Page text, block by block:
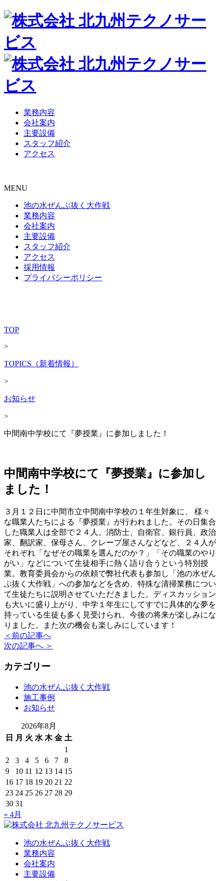
業務内容
会社案内
主要設備
スタッフ紹介
アクセス
MENU
池の水ぜんぶ抜く大作戦
業務内容
会社案内
主要設備
スタッフ紹介
アクセス
採用情報
プライバシーポリシー
TOP
>
TOPICS（新着情報）
>
お知らせ
>
中間南中学校にて『夢授業』に参加しました！
中間南中学校にて『夢授業』に参加し
ました！
３月１２日に中間市立中間南中学校の１年生対象に、 様々
な職業人たちによる『夢授業』が行われました。その日集合
した職業人は全部で２４人。消防士、自衛官、銀行員、政治
家、翻訳家、保母さん、クレープ屋さんなどなど、２４人が
それぞれ「なぜその職業を選んだのか？」「その職業のやり
がい」などについて生徒相手に熱く語り合うという特別授
業。教育委員会からの依頼で弊社代表も参加し「池の水ぜん
ぶ抜く大作戦」への参加などを含め、特殊な清掃業務につい
て生徒たちに説明させていただきました。ディスカッション
も大いに盛り上がり、中学１年生にしてすでに具体的な夢を
持っている生徒も多く見受けられ、今後の将来が楽しみにな
りました。また次の機会も楽しみにしています！
＜ 前の記事へ
次の記事へ ＞
カテゴリー
池の水ぜんぶ抜く大作戦
施工事例
お知らせ
2026年8月
日
月 火 水 木 金 土
1
2
3 4 5 6 7
8
9
10 11 12 13 14 15
16 17 18 19 20 21 22
23 24 25 26 27 28 29
30 31
« 4月
池の水ぜんぶ抜く大作戦
業務内容
会社案内
主要設備